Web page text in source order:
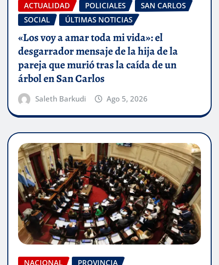
ACTUALIDAD POLICIALES
SAN CARLOS
SOCIAL
ÚLTIMAS NOTICIAS
«Los voy a amar toda mi vida»: el
desgarrador mensaje de la hija de la
pareja que murió tras la caída de un
árbol en San Carlos
Saleth Barkudi Ago 5, 2026
NACIONAL
PROVINCIA